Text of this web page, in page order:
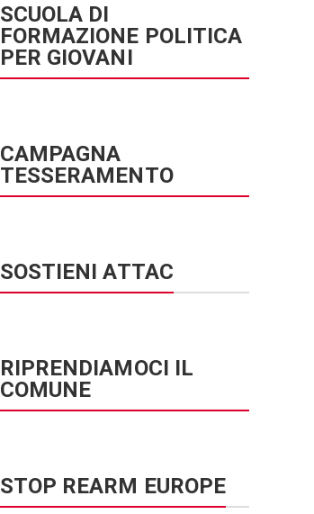
SCUOLA DI
FORMAZIONE POLITICA
PER GIOVANI
CAMPAGNA
TESSERAMENTO
SOSTIENI ATTAC
RIPRENDIAMOCI IL
COMUNE
STOP REARM EUROPE